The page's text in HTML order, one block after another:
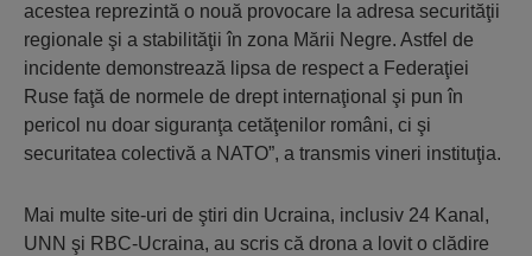
acestea reprezintă o nouă provocare la adresa securităţii
regionale şi a stabilităţii în zona Mării Negre. Astfel de
incidente demonstrează lipsa de respect a Federaţiei
Ruse faţă de normele de drept internaţional şi pun în
pericol nu doar siguranţa cetăţenilor români, ci şi
securitatea colectivă a NATO”, a transmis vineri instituţia.
Mai multe site-uri de ştiri din Ucraina, inclusiv 24 Kanal,
UNN şi RBC-Ucraina, au scris că drona a lovit o clădire